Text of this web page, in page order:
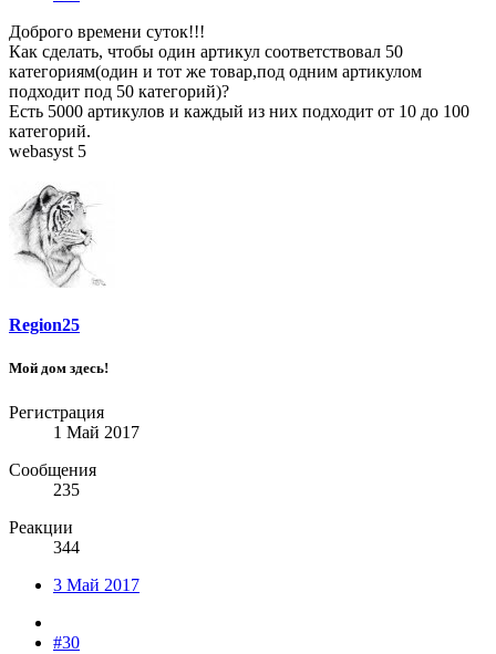
Доброго времени суток!!!
Как сделать, чтобы один артикул соответствовал 50
категориям(один и тот же товар,под одним артикулом
подходит под 50 категорий)?
Есть 5000 артикулов и каждый из них подходит от 10 до 100
категорий.
webasyst 5
Region25
Мой дом здесь!
Регистрация
1 Май 2017
Сообщения
235
Реакции
344
3 Май 2017
#30